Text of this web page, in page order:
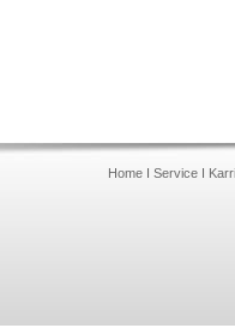
Home I ServiceI